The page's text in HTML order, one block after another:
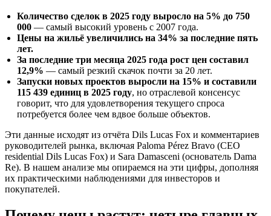
Количество сделок в 2025 году выросло на 5% до 750
000 — самый высокий уровень с 2007 года.
Цены на жильё увеличились на 34% за последние пять
лет.
За последние три месяца 2025 года рост цен составил
12,9% — самый резкий скачок почти за 20 лет.
Запуски новых проектов выросли на 15% и составили
115 439 единиц в 2025 году, но отраслевой консенсус
говорит, что для удовлетворения текущего спроса
потребуется более чем вдвое больше объектов.
Эти данные исходят из отчёта Dils Lucas Fox и комментариев
руководителей рынка, включая Paloma Pérez Bravo (CEO
residential Dils Lucas Fox) и Sara Damasceni (основатель Dama
Re). В нашем анализе мы опираемся на эти цифры, дополняя
их практическими наблюдениями для инвесторов и
покупателей.